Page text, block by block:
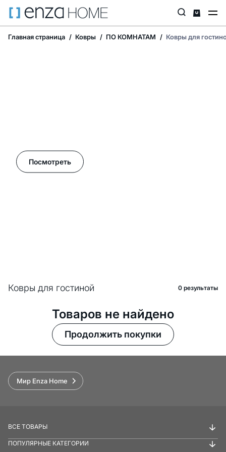
Главная страница Ковры ПО КОМНАТАМ Ковры для
Посмотреть
Ковры для гостиной 0 pезультаты
Товаров не найдено
Продолжить покупки
Мир Enza Home
ВСЕ ТОВАРЫ
ПОПУЛЯРНЫЕ КАТЕГОРИИ